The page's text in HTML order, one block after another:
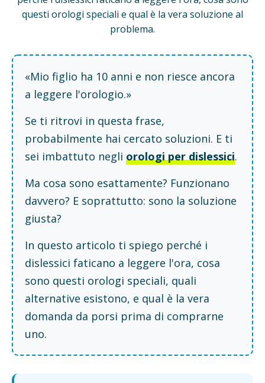
questi orologi speciali e qual è la vera soluzione al
problema.
«Mio figlio ha 10 anni e non riesce ancora
a leggere l'orologio.»
Se ti ritrovi in questa frase,
probabilmente hai cercato soluzioni. E ti
sei imbattuto negli orologi per dislessici.
Ma cosa sono esattamente? Funzionano
davvero? E soprattutto: sono la soluzione
giusta?
In questo articolo ti spiego perché i
dislessici faticano a leggere l'ora, cosa
sono questi orologi speciali, quali
alternative esistono, e qual è la vera
domanda da porsi prima di comprarne
uno.